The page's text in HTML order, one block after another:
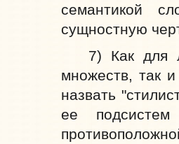
семантикой
сущностную
7) Как для
множеств, так
назвать
ее